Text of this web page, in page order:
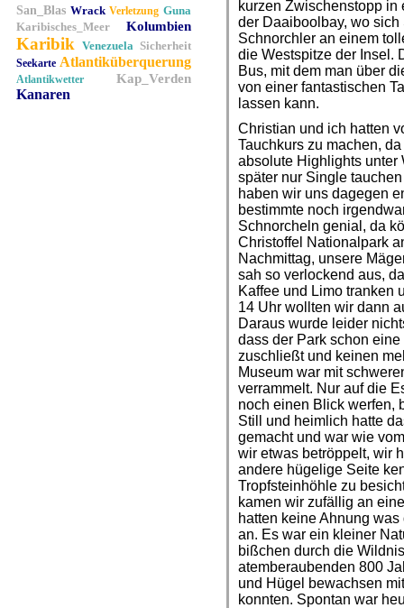
San_Blas Wrack Verletzung Guna
Karibisches_Meer
Kolumbien
Karibik Venezuela Sicherheit
Seekarte Atlantiküberquerung
Atlantikwetter Kap_Verden
Kanaren
kurzen Zwischenstopp
der Daaiboolbay, wo
Schnorchler an einem
die Westspitze der Insel.
Bus, mit dem man über
von einer fantastischen
lassen kann.
Christian und ich hatten
Tauchkurs zu machen,
absolute Highlights unter
später nur Single
haben wir uns dagegen
bestimmte noch
Schnorcheln genial, da
Christoffel Nationalpark
Nachmittag, unsere
sah so verlockend aus,
Kaffee und Limo tranken
14 Uhr wollten wir dann
Daraus wurde leider
dass der Park schon
zuschließt und keinen
Museum war mit
verrammelt. Nur auf die
noch einen Blick werfen,
Still und heimlich hatte
gemacht und war wie
wir etwas betröppelt, wir
andere hügelige Seite
Tropfsteinhöhle zu
kamen wir zufällig an
hatten keine Ahnung
an. Es war ein kleiner
bißchen durch die
atemberaubenden 800
und Hügel bewachsen
konnten. Spontan war